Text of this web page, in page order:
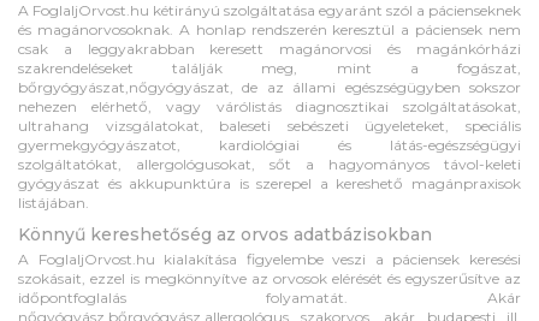
A FoglaljOrvost.hu kétirányú szolgáltatása egyaránt szól a pácienseknek
és magánorvosoknak. A honlap rendszerén keresztül a páciensek nem
csak a leggyakrabban keresett magánorvosi és magánkórházi
szakrendeléseket találják meg, mint a fogászat,
bőrgyógyászat,nőgyógyászat, de az állami egészségügyben sokszor
nehezen elérhető, vagy várólistás diagnosztikai szolgáltatásokat,
ultrahang vizsgálatokat, baleseti sebészeti ügyeleteket, speciális
gyermekgyógyászatot, kardiológiai és látás-egészségügyi
szolgáltatókat, allergológusokat, sőt a hagyományos távol-keleti
gyógyászat és akkupunktúra is szerepel a kereshető magánpraxisok
listájában.
Könnyű kereshetőség az orvos adatbázisokban
A FoglaljOrvost.hu kialakítása figyelembe veszi a páciensek keresési
szokásait, ezzel is megkönnyítve az orvosok elérését és egyszerűsítve az
időpontfoglalás folyamatát. Akár
nőgyógyász,bőrgyógyász,allergológus szakorvos, akár budapesti ill.